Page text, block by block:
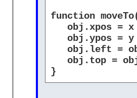
function
obj.xpos = x
obj.ypos = y
obj.left =
obj.top =
}